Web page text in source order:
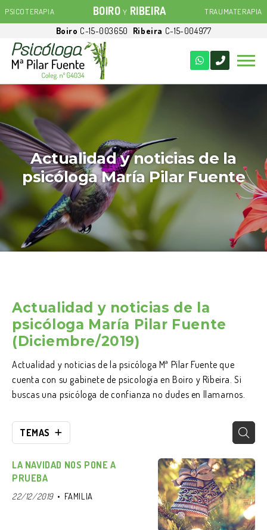
PSICOTERAPIA BOIRO Y RIBEIRA TRAUMATERAPIA
Boiro C-15-003650 Ribeira C-15-004977
Actualidad y noticias de la
psicóloga María Pilar Fuente
Actualidad y noticias de la
psicóloga María Pilar Fuente
(Diciembre/2019)
Actualidad y noticias de la psicóloga Mª Pilar Fuente que
cuenta con su gabinete de psicología en Boiro y Ribeira. Si
buscas una psicóloga de confianza no dudes en llamarnos.
TEMAS
LA NAVIDAD NOS PONE A
PRUEBA
22/12/2019 FAMILIA